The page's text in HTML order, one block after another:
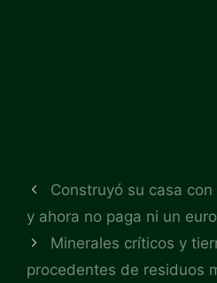
Construyó su casa
y ahora no paga ni un
Minerales críticos y
procedentes de residuos